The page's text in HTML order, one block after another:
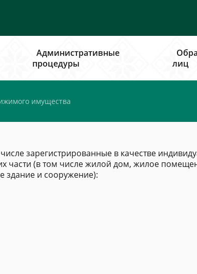
Административные
процедуры
лиц
имущества
зарегистрированные в качестве
части (в том числе жилой дом, жилое
здание и сооружение):